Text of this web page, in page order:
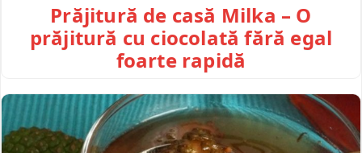
Prăjitură de casă Milka – O
prăjitură cu ciocolată fără egal
foarte rapidă